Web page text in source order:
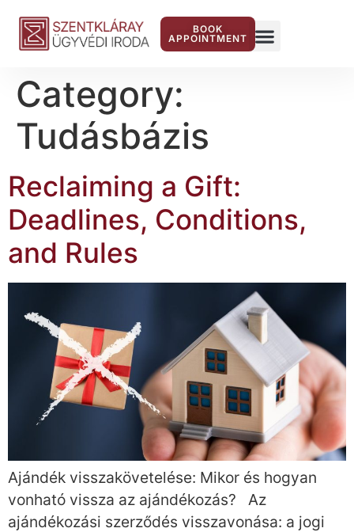
BOOK
APPOINTMENT
Category:
Tudásbázis
Reclaiming a Gift:
Deadlines, Conditions,
and Rules
Ajándék visszakövetelése: Mikor és hogyan
vonható vissza az ajándékozás? Az
ajándékozási szerződés visszavonása: a jogi